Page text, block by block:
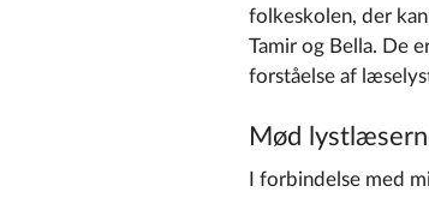
folkeskolen, der
Tamir og Bella. De
forståelse af
Mød
I forbindelse med